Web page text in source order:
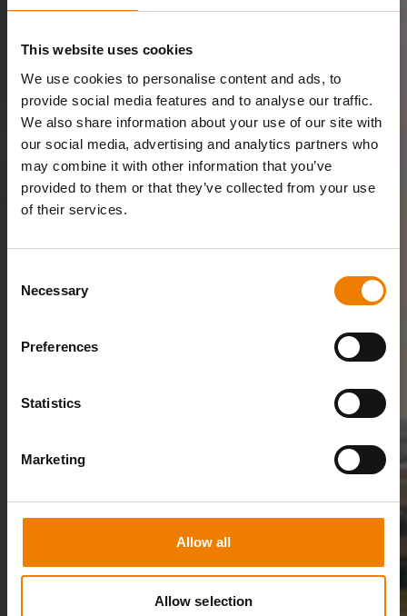
This website uses cookies
We use cookies to personalise content and ads, to
provide social media features and to analyse our traffic.
We also share information about your use of our site with
our social media, advertising and analytics partners who
may combine it with other information that you’ve
provided to them or that they’ve collected from your use
of their services.
Selection
Necessary
Preferences
Statistics
Marketing
Allow all
Allow selection